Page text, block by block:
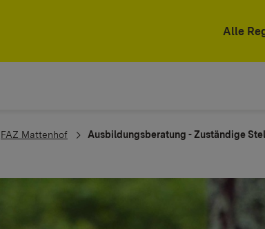
Alle
FAZ Mattenhof Ausbildungsberatung - Zuständige